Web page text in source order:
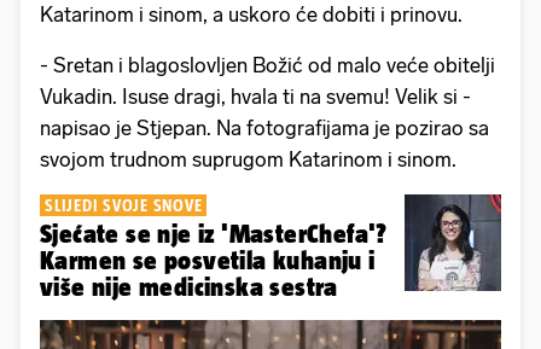
Katarinom i sinom, a uskoro će dobiti i prinovu.
- Sretan i blagoslovljen Božić od malo veće obitelji
Vukadin. Isuse dragi, hvala ti na svemu! Velik si -
napisao je Stjepan. Na fotografijama je pozirao sa
svojom trudnom suprugom Katarinom i sinom.
SLIJEDI SVOJE SNOVE
Sjećate se nje iz 'MasterChefa'?
Karmen se posvetila kuhanju i
više nije medicinska sestra